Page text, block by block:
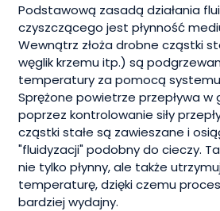
Podstawową zasadą działania
czyszczącego jest płynność
Wewnątrz złoża drobne cząstki
węglik krzemu itp.) są
temperatury za pomocą
Sprężone powietrze przepływa w
poprzez kontrolowanie siły
cząstki stałe są zawieszane i
"fluidyzacji" podobny do cieczy.
nie tylko płynny, ale także
temperaturę, dzięki czemu
bardziej wydajny.